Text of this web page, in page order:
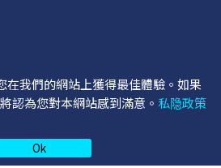
我們的網站上獲得最佳體驗。如果
認為您對本網站感到滿意。 私隐政策
Ok